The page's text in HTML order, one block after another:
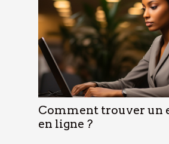
Comment trouver un
en ligne ?